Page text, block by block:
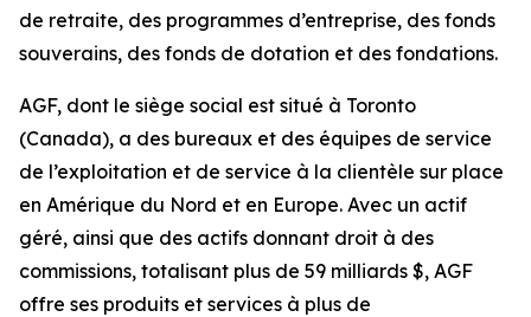
de retraite, des programmes d’entreprise, des fonds
souverains, des fonds de dotation et des fondations.
AGF, dont le siège social est situé à Toronto
(Canada), a des bureaux et des équipes de service
de l’exploitation et de service à la clientèle sur place
en Amérique du Nord et en Europe. Avec un actif
géré, ainsi que des actifs donnant droit à des
commissions, totalisant plus de 59 milliards $, AGF
offre ses produits et services à plus de